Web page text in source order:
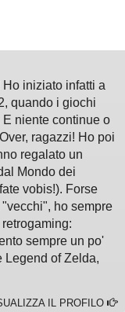
iniziato infatti a
quando i giochi
niente continue o
ragazzi! Ho poi
regalato un
Mondo dei
vobis!). Forse
ho sempre
sempre un po'
Legend of Zelda,
IL PROFILO